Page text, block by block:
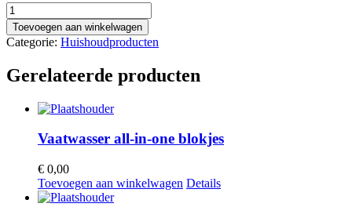
Huisvuilnis
zakken
60L
aantal
Toevoegen aan winkelwagen
Categorie: Huishoudproducten
Gerelateerde producten
Vaatwasser all-in-one blokjes
€ 0,00
Toevoegen aan winkelwagen Details